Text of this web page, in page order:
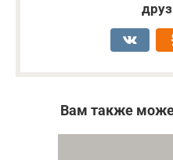
Вам также